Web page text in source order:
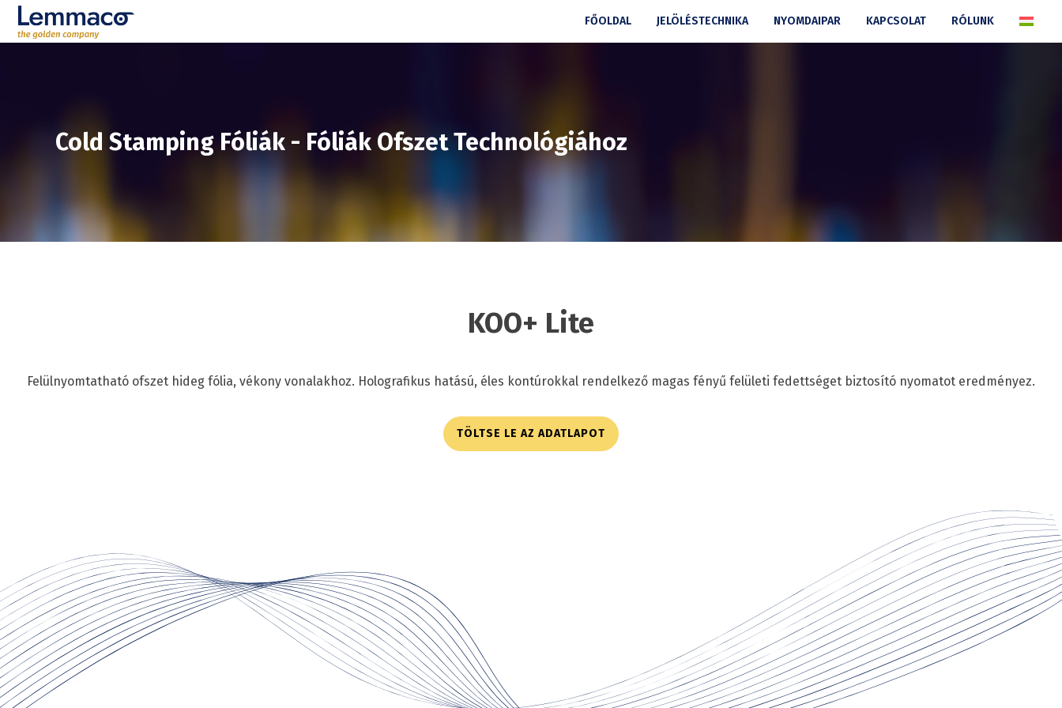
FŐOLDAL JELÖLÉSTECHNIKA NYOMDAIPAR KAPCSOLAT RÓLUNK
Cold Stamping Fóliák - Fóliák Ofszet Technológiához
KOO+ Lite
Felülnyomtatható ofszet hideg fólia, vékony vonalakhoz. Holografikus hatású, éles kontúrokkal rendelkező magas fényű felületi fedettséget biztosító nyomatot eredményez.
TÖLTSE LE AZ ADATLAPOT